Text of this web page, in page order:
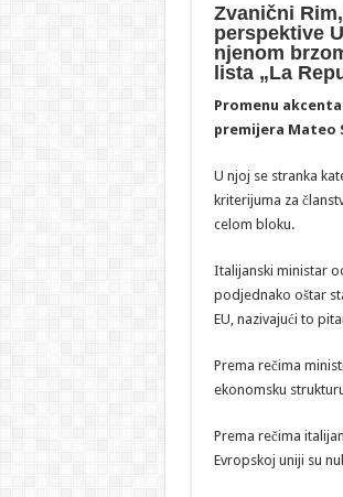
Zvanični
perspektive
njenom
lista „La
Promenu
premijera Mateo
U njoj se stranka
kriterijuma za
celom bloku.
Italijanski ministar
podjednako oštar
EU, nazivajući to
Prema rečima
ekonomsku
Prema rečima
Evropskoj uniji su